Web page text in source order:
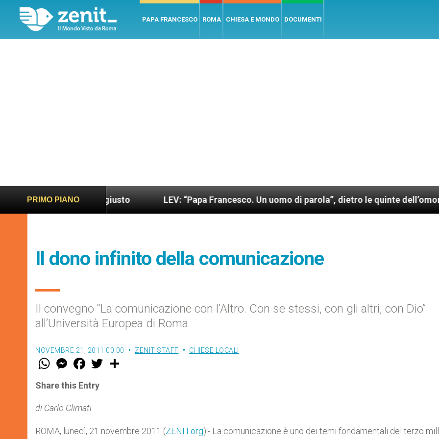
PAPA FRANCESCO ROMA CHIESA E MONDO DOCUMENTI
PRIMO PIANO
più sano e giusto LEV: “Papa Francesco. Un uomo di parola”, dietro le quinte dell’omonimo film
Il dono infinito della comunicazione
Il convegno “La comunicazione con l’Altro. Con se stessi, con gli altri, con Dio”
all’Università Europea di Roma
NOVEMBRE 21, 2011 00:00 ZENIT STAFF CHIESE LOCALI
W
t
s
p
p
M
e
s
e
g
e
F
a
e
b
o
k
w
Share this Entry
di Carlo Climati
ROMA, lunedì, 21 novembre 2011 (ZENIT.org).- La comunicazione è uno dei temi fondamentali del terzo